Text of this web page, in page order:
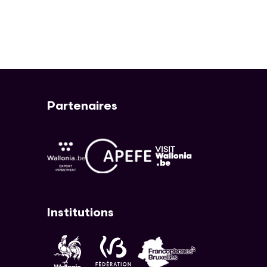
Partenaires
AWEX
Visit Wallonia
Institutions
Wallonie Fédération Wallonie-Bruxelles
Cocof